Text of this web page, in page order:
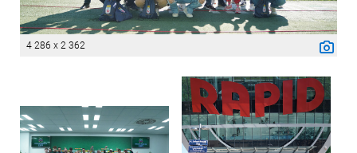
4 286 x 2 362